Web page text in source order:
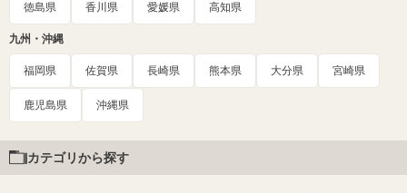
徳島県 香川県 愛媛県 高知県
九州・沖縄
福岡県 佐賀県 長崎県 熊本県 大分県 宮崎県
鹿児島県 沖縄県
カテゴリから探す